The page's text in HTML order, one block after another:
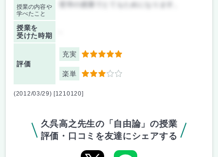
授業の内容や
学べたこと
授業を
受けた時期
評価
充実 5
楽単 3
(2012/03/29) [1210120]
久呉高之先生の「自由論」の授業
評価・口コミを友達にシェアする